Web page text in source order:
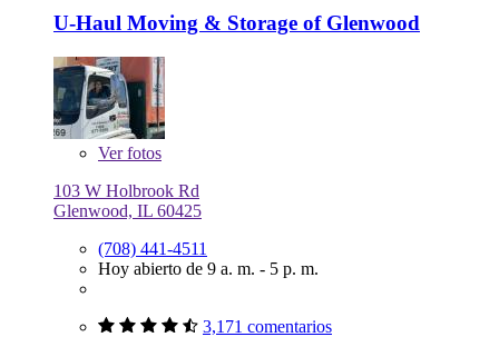
U-Haul Moving & Storage of Glenwood
Verfotos
103 W Holbrook Rd
Glenwood, IL 60425
(708) 441-4511
Hoy abierto de 9 a. m. - 5 p. m.
3,171 comentarios